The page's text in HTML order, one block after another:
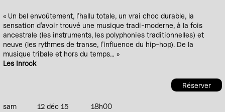
« Un bel envoûtement, l’hallu totale, un vrai choc durable, la
sensation d’avoir trouvé une musique tradi-moderne, à la fois
ancestrale (les instruments, les polyphonies traditionnelles) et
neuve (les rythmes de transe, l’influence du hip-hop). De la
musique tribale et hors du temps… »
Les Inrock
Réserver
sam 12 déc 15 18h00